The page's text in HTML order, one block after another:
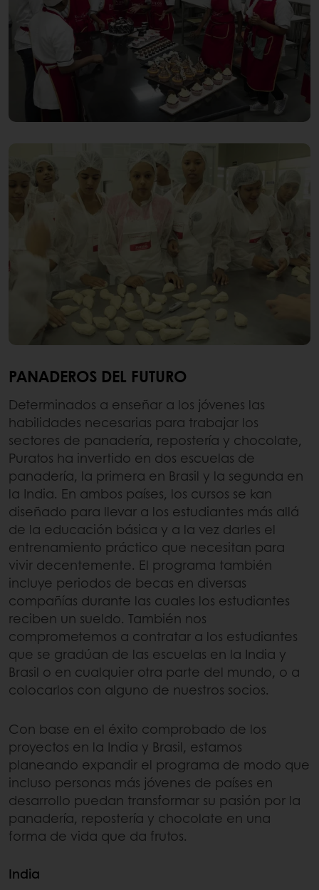
PANADEROS DEL FUTURO
Determinados a enseñar a los jóvenes las
habilidades necesarias para trabajar los
sectores de panadería, repostería y chocolate,
Puratos ha invertido en dos escuelas de
panadería, la primera en Brasil y la segunda en
la India. En ambos países, los cursos se kan
diseñado para llevar a los estudiantes más allá
de la educación básica y a la vez darles el
entrenamiento práctico que necesitan para
vivir decentemente. El programa también
incluye periodos de becas en diversas
compañías durante las cuales los estudiantes
reciben un sueldo. También nos
comprometemos a contratar a los estudiantes
que se gradúan de las escuelas en la India y
Brasil o en cualquier otra parte del mundo, o a
colocarlos con alguno de nuestros socios.
Con base en el éxito comprobado de los
proyectos en la India y Brasil, estamos
planeando expandir el programa de modo que
incluso personas más jóvenes de países en
desarrollo puedan transformar su pasión por la
panadería, repostería y chocolate en una
forma de vida que da frutos.
India